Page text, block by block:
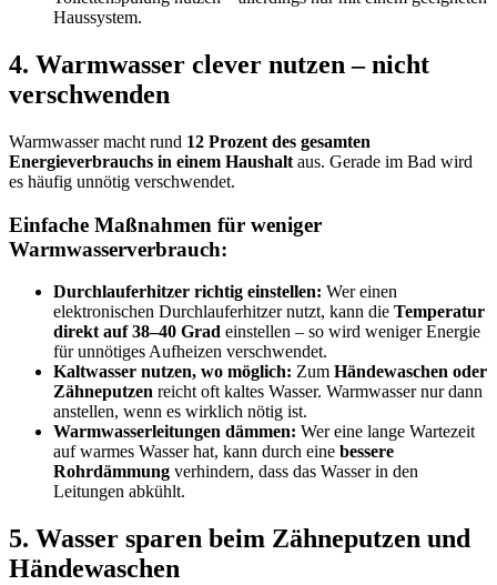
Haussystem.
4. Warmwasser clever nutzen – nicht
verschwenden
Warmwasser macht rund 12 Prozent des gesamten
Energieverbrauchs in einem Haushalt aus. Gerade im Bad wird
es häufig unnötig verschwendet.
Einfache Maßnahmen für weniger
Warmwasserverbrauch:
Durchlauferhitzer richtig einstellen: Wer einen
elektronischen Durchlauferhitzer nutzt, kann die Temperatur
direkt auf 38–40 Grad einstellen – so wird weniger Energie
für unnötiges Aufheizen verschwendet.
Kaltwasser nutzen, wo möglich: Zum Händewaschen oder
Zähneputzen reicht oft kaltes Wasser. Warmwasser nur dann
anstellen, wenn es wirklich nötig ist.
Warmwasserleitungen dämmen: Wer eine lange Wartezeit
auf warmes Wasser hat, kann durch eine bessere
Rohrdämmung verhindern, dass das Wasser in den
Leitungen abkühlt.
5. Wasser sparen beim Zähneputzen und
Händewaschen